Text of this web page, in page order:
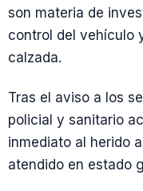
son materia de
control del vehículo
calzada.
Tras el aviso a los
policial y sanitario
inmediato al herido
atendido en estado